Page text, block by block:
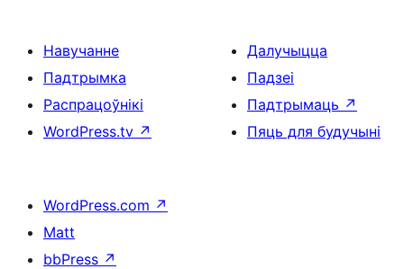
Навучанне
Падтрымка
Распрацоўнікі
WordPress.tv ↗
Далучыцца
Падзеі
Падтрымаць ↗
Пяць для будучыні
WordPress.com ↗
Matt
bbPress ↗